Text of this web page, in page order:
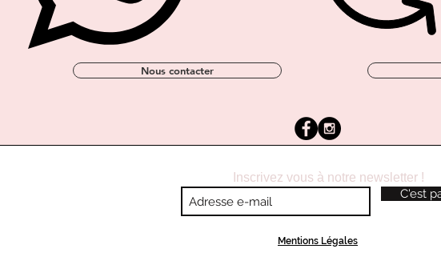
Nous contacter
Inscrivez vous à notre newsletter !
C'est
Mentions Légales